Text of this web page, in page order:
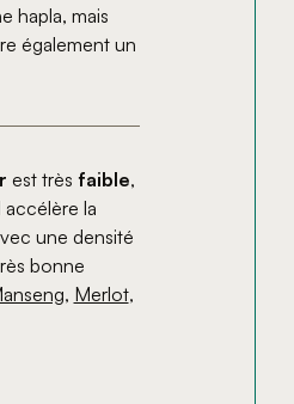
hapla, mais
également un
est très faible,
la
une densité
bonne
, Merlot,